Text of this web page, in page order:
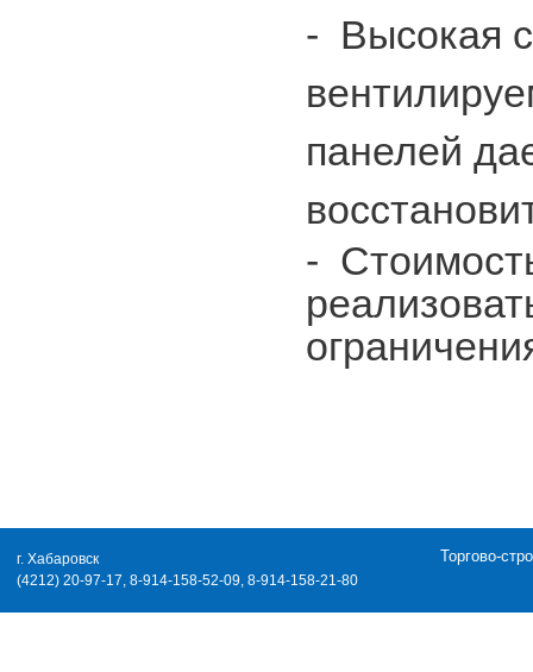
- Высокая
панелей
-
г. Хабаровск
(4212) 20-97-17, 8-914-158-52-09, 8-914-158-21-80
Торгово-